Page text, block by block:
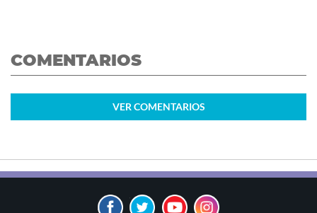
COMENTARIOS
VER COMENTARIOS